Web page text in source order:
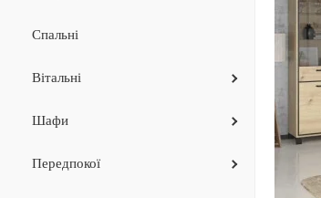
Спальні
Вiтальнi
Шафи
Передпокої